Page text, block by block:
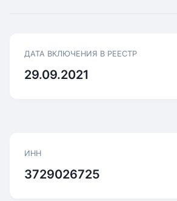
ДАТА ВКЛЮЧЕНИЯ В РЕЕСТР
29.09.2021
ИНН
3729026725